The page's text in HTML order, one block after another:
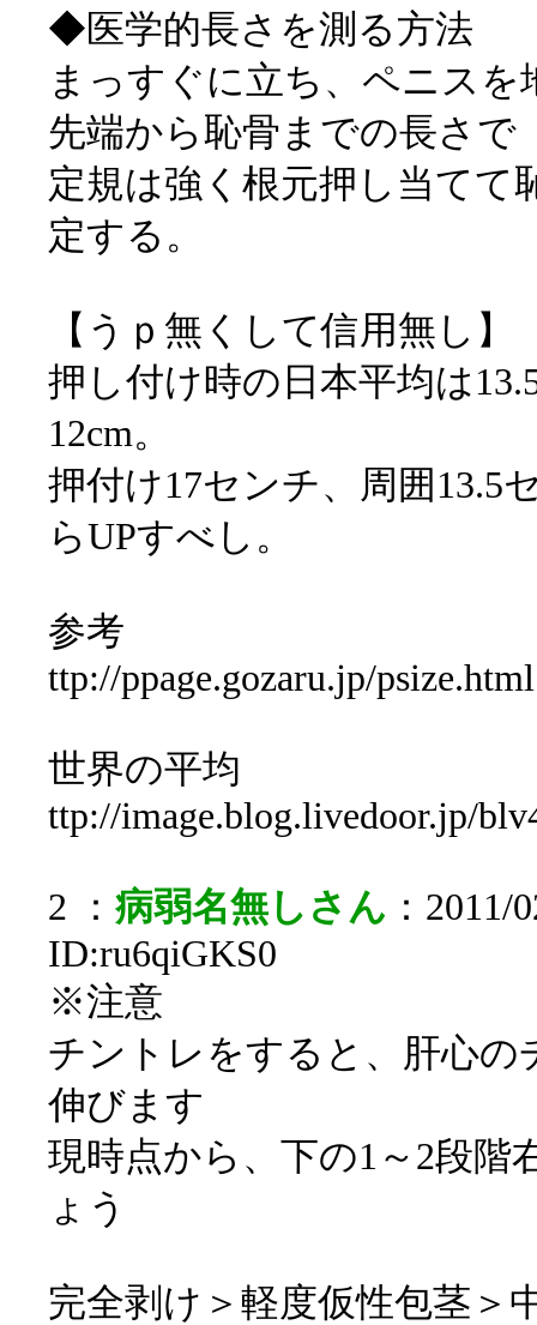
◆医学的長さを測る方法
まっすぐに立ち、ペニス
先端から恥骨までの長さで
定規は強く根元押し当てて
定する。
【うｐ無くして信用無し】
押し付け時の日本平均は
12cm。
押付け17センチ、周囲13.5
らUPすべし。
参考
ttp://ppage.gozaru.jp/psize.html
世界の平均
ttp://image.blog.livedoor.jp/
2 ： 病弱名無しさん ：2011/
ID:ru6qiGKS0
※注意
チントレをすると、肝心の
伸びます
現時点から、下の1～2段階
ょう
完全剥け＞軽度仮性包茎＞